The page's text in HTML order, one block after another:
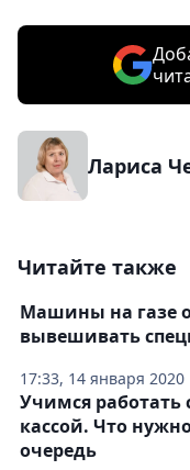
Лариса
Читайте также
17:33, 14 января 2020
Машины на газе
вывешивать
Учимся работать
кассой. Что
очередь